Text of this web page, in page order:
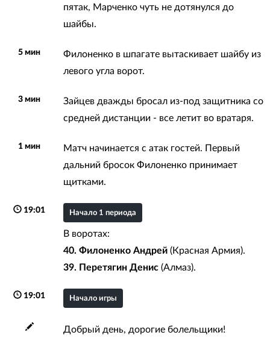
пятак, Марченко чуть не дотянулся до
шайбы.
5 мин
Филоненко в шпагате вытаскивает шайбу из
левого угла ворот.
3 мин
Зайцев дважды бросал из-под защитника со
средней дистанции - все летит во вратаря.
1 мин
Матч начинается с атак гостей. Первый
дальний бросок Филоненко принимает
щитками.
19:01 Начало 1 периода
В воротах:
40. Филоненко Андрей(Красная Армия).
39. Перетягин Денис(Алмаз).
19:01 Начало игры
Добрый день, дорогие болельщики!